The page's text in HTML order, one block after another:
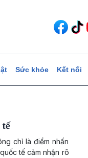
Sức khỏe Kết nối
tế
chỉ là điểm nhấn
tế cảm nhận rõ